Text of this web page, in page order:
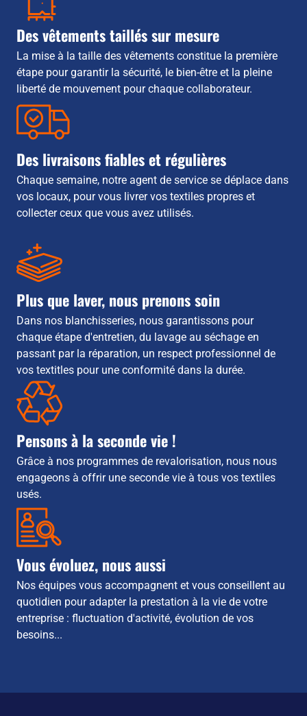
Des vêtements taillés sur mesure
La mise à la taille des vêtements constitue la première
étape pour garantir la sécurité, le bien-être et la pleine
liberté de mouvement pour chaque collaborateur.
Des livraisons fiables et régulières
Chaque semaine, notre agent de service se déplace dans
vos locaux, pour vous livrer vos textiles propres et
collecter ceux que vous avez utilisés.
Plus que laver, nous prenons soin
Dans nos blanchisseries, nous garantissons pour
chaque étape d'entretien, du lavage au séchage en
passant par la réparation, un respect professionnel de
vos textitles pour une conformité dans la durée.
Pensons à la seconde vie !
Grâce à nos programmes de revalorisation, nous nous
engageons à offrir une seconde vie à tous vos textiles
usés.
Vous évoluez, nous aussi
Nos équipes vous accompagnent et vous conseillent au
quotidien pour adapter la prestation à la vie de votre
entreprise : fluctuation d'activité, évolution de vos
besoins...